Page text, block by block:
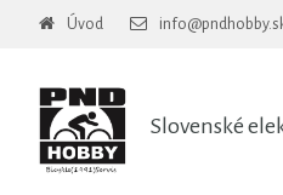
Slovenské
Úvod